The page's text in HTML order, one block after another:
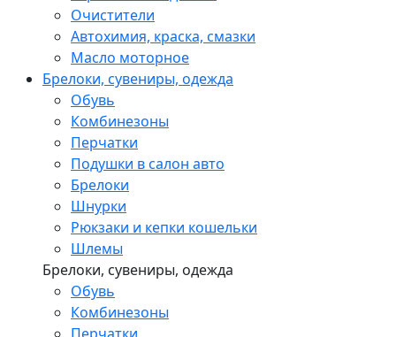
Очистители
Автохимия, краска, смазки
Масло моторное
Брелоки, сувениры, одежда
Обувь
Комбинезоны
Перчатки
Подушки в салон авто
Брелоки
Шнурки
Рюкзаки и кепки кошельки
Шлемы
Брелоки, сувениры, одежда
Обувь
Комбинезоны